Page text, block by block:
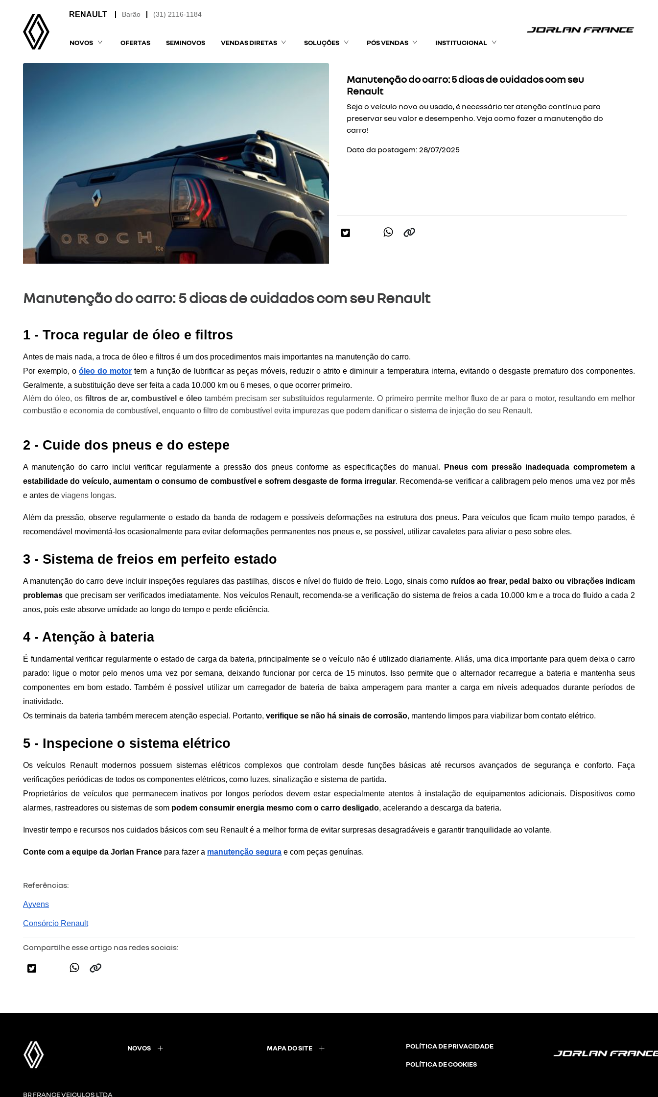
(31) 2116-1184
Barão
NOVOS OFERTAS SEMINOVOS VENDAS DIRETAS SOLUÇÕES PÓS VENDAS INSTITUCIONAL
Manutenção do carro: 5 dicas de cuidados com seu
Renault
Seja o veículo novo ou usado, é necessário ter atenção contínua para
preservar seu valor e desempenho. Veja como fazer a manutenção do
carro!
Data da postagem: 28/07/2025
Manutenção do carro: 5 dicas de cuidados com seu Renault
1 - Troca regular de óleo e filtros
Antes de mais nada, a troca de óleo e filtros é um dos procedimentos mais importantes na manutenção do carro.
Por exemplo, oóleo do motor tem a função de lubrificar as peças móveis, reduzir o atrito e diminuir a temperatura interna, evitando o desgaste prematuro dos componentes.
Geralmente, a substituição deve ser feita a cada 10.000 km ou 6 meses, o que ocorrer primeiro.
Além do óleo, osfiltros de ar, combustível e óleo também precisam ser substituídos regularmente. O primeiro permite melhor fluxo de ar para o motor, resultando em melhor
combustão e economia de combustível, enquanto o filtro de combustível evita impurezas que podem danificar o sistema de injeção do seu Renault.
2 - Cuide dos pneus e do estepe
A manutenção do carro inclui verificar regularmente a pressão dos pneus conforme as especificações do manual.
Pneus com pressão inadequada comprometem a
estabilidade do veículo, aumentam o consumo de combustível e sofrem desgaste de forma irregular. Recomenda-se verificar a calibragem pelo menos uma vez por mês
e antes de viagens longas.
Além da pressão, observe regularmente o estado da banda de rodagem e possíveis deformações na estrutura dos pneus. Para veículos que ficam muito tempo parados, é
recomendável movimentá-los ocasionalmente para evitar deformações permanentes nos pneus e, se possível, utilizar cavaletes para aliviar o peso sobre eles.
3 - Sistema de freios em perfeito estado
A manutenção do carro deve incluir inspeções regulares das pastilhas, discos e nível do fluido de freio. Logo, sinais como ruídos ao frear, pedal baixo ou vibrações indicam
problemas que precisam ser verificados imediatamente. Nos veículos Renault, recomenda-se a verificação do sistema de freios a cada 10.000 km e a troca do fluido a cada 2
anos, pois este absorve umidade ao longo do tempo e perde eficiência.
4 - Atenção à bateria
É fundamental verificar regularmente o estado de carga da bateria, principalmente se o veículo não é utilizado diariamente. Aliás, uma dica importante para quem deixa o carro
parado: ligue o motor pelo menos uma vez por semana, deixando funcionar por cerca de 15 minutos. Isso permite que o alternador recarregue a bateria e mantenha seus
componentes em bom estado. Também é possível utilizar um carregador de bateria de baixa amperagem para manter a carga em níveis adequados durante períodos de
inatividade.
Os terminais da bateria também merecem atenção especial. Portanto, verifique se não há sinais de corrosão, mantendo limpos para viabilizar bom contato elétrico.
5 - Inspecione o sistema elétrico
Os veículos Renault modernos possuem sistemas elétricos complexos que controlam desde funções básicas até recursos avançados de segurança e conforto. Faça
verificações periódicas de todos os componentes elétricos, como luzes, sinalização e sistema de partida.
Proprietários de veículos que permanecem inativos por longos períodos devem estar especialmente atentos à instalação de equipamentos adicionais. Dispositivos como
alarmes, rastreadores ou sistemas de som podem consumir energia mesmo com o carro desligado, acelerando a descarga da bateria.
Investir tempo e recursos nos cuidados básicos com seu Renault é a melhor forma de evitar surpresas desagradáveis e garantir tranquilidade ao volante.
Conte com a equipe da Jorlan France para fazer a manutenção segura e com peças genuínas.
Referências:
Ayvens
Consórcio Renault
Compartilhe esse artigo nas redes sociais:
NOVOS MAPA DO SITE POLÍTICA DE PRIVACIDADE
POLÍTICA DE COOKIES
BR FRANCE VEICULOS LTDA